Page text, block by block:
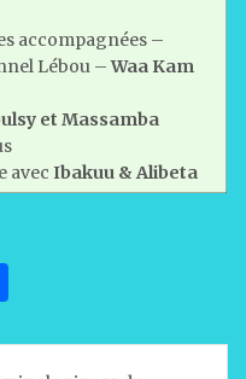
accompagnées –
Lébou –Waa Kam
et Massamba
avec Ibakuu & Alibeta
ta